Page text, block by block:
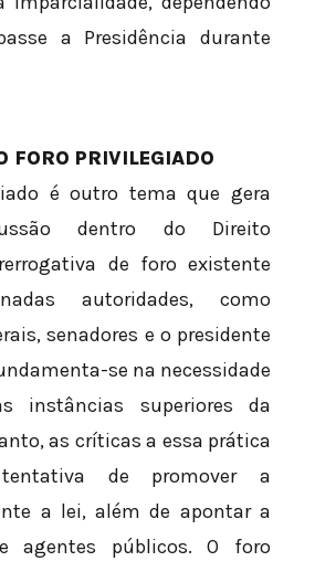
a Presidência durante
FORO PRIVILEGIADO
é outro tema que gera
dentro do Direito
de foro existente
autoridades, como
senadores e o presidente
se na necessidade
instâncias superiores da
as críticas a essa prática
de promover a
a lei, além de apontar a
agentes públicos. O foro